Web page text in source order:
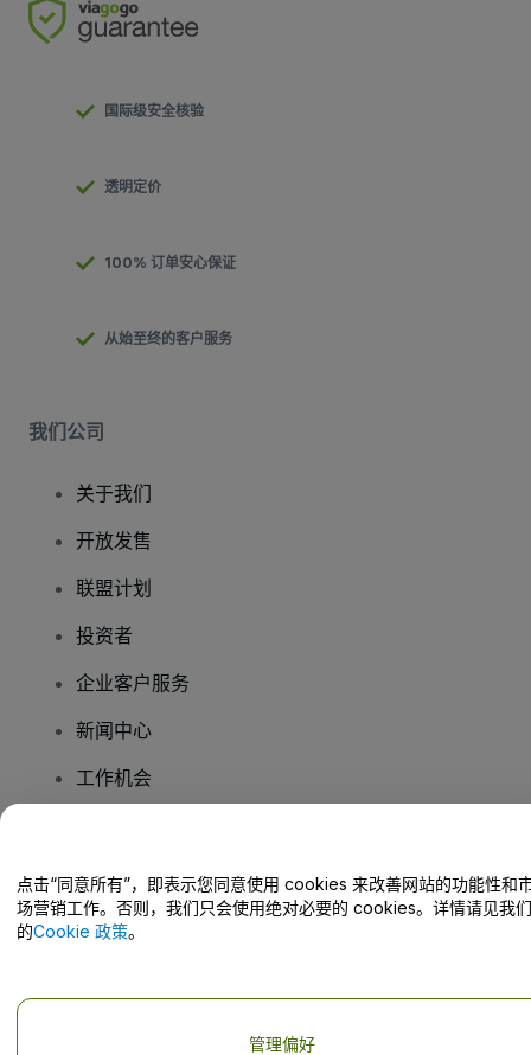
国际级安全核验
透明定价
100% 订单安心保证
从始至终的客户服务
我们公司
关于我们
开放发售
联盟计划
投资者
企业客户服务
新闻中心
工作机会
帮助中心 / 联系我们
点击“同意所有”，即表示您同意使用 cookies 来改善网站的功能性和
场营销工作。否则，我们只会使用绝对必要的 cookies。详情请见我们
的Cookie 政策。
管理偏好